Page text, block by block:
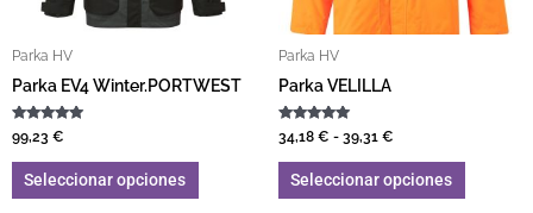
Parka HV
Parka EV4 Winter.PORTWEST
Valorado con
5.00
de 5
99,23 €
Seleccionar opciones
Parka HV
Parka VELILLA
Valorado con
5.00
de 5
34,18 € - 39,31 €
Seleccionar opciones